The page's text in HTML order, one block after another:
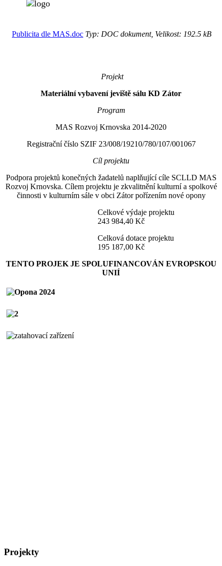
Publicita dle MAS.doc Typ: DOC dokument, Velikost: 192.5 kB
Projekt
Materiální vybavení jeviště sálu KD Zátor
Program
MAS Rozvoj Krnovska 2014-2020
Registrační číslo SZIF 23/008/19210/780/107/001067
Cíl projektu
Podpora projektů konečných žadatelů naplňující cíle SCLLD MAS
Rozvoj Krnovska. Cílem projektu je zkvalitnění kulturní a spolkové
činnosti v kulturním sále v obci Zátor pořízením nové opony
Celkové výdaje projektu
243 984,40 Kč
Celková dotace projektu
195 187,00 Kč
TENTO PROJEK JE SPOLUFINANCOVÁN EVROPSKOU
UNIÍ
Projekty